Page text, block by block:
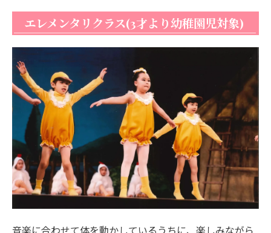
エレメンタリクラス(3才より幼稚園児対象)